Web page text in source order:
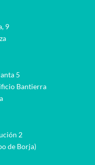
9
5
Bantierra
2
de Borja)